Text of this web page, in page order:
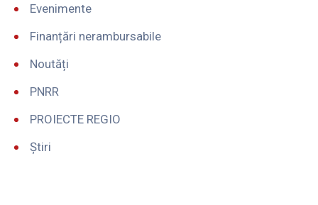
Evenimente
Finanțări nerambursabile
Noutăți
PNRR
PROIECTE REGIO
Știri